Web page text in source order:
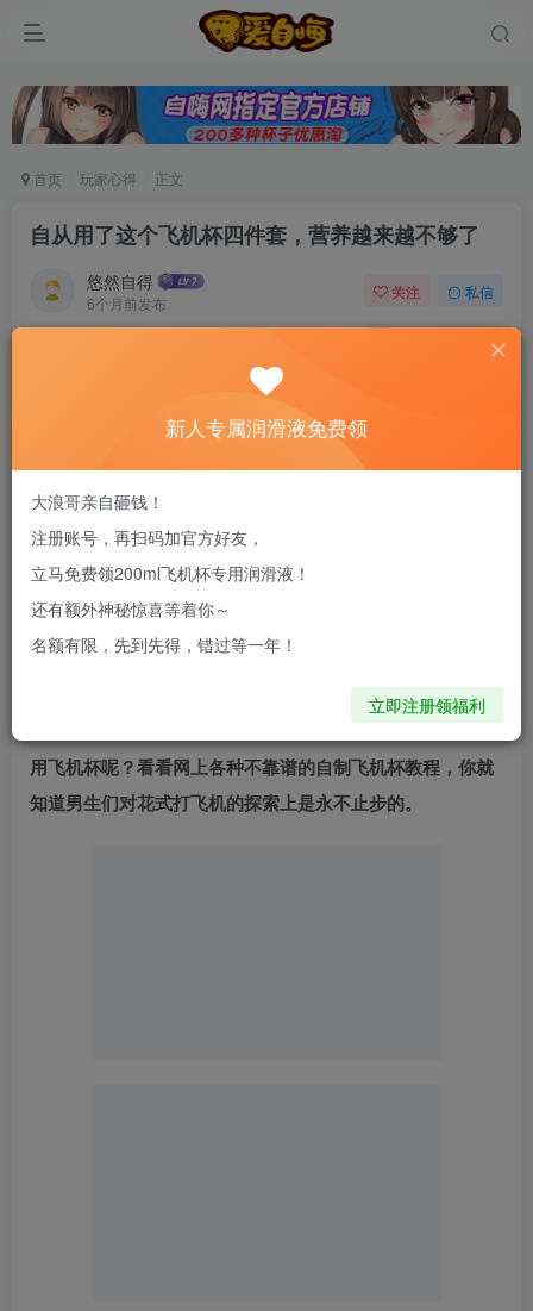
首页 玩家心得 正文
自从用了这个飞机杯四件套，营养越来越不够了
悠然自得
6个月前发布
关注 私信
新老司机速来！注册自嗨网+扫码加好友，即
送200ml润滑液→
你是怎么学会打飞机的？
作为一个阅飞机杯无数的老司机，曾经也是一个纯良的少
年。某个阳光灿烂的午后，趴在床上看书的我，读到了某段
描写男女大和谐的片段，处在青春期、荷尔蒙爆棚我的忍不
住扭动腰身，伴随着一阵抖动，就这样，一个新世界的大门
回到正题，超过90%的男生都会打飞机，那我们为什么要使
用飞机杯呢？看看网上各种不靠谱的自制飞机杯教程，你就
知道男生们对花式打飞机的探索上是永不止步的。
新人专属润滑液免费领
大浪哥亲自砸钱！
注册账号，再扫码加官方好友，
立马免费领200ml飞机杯专用润滑液！
还有额外神秘惊喜等着你～
名额有限，先到先得，错过等一年！
立即注册领福利